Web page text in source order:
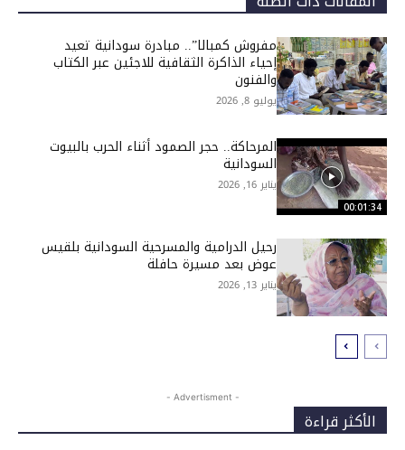
مفروش كمبالا”.. مبادرة سودانية تعيد
إحياء الذاكرة الثقافية للاجئين عبر الكتاب
والفنون
يوليو 8, 2026
00:01:34
المرحاكة.. حجر الصمود أثناء الحرب بالبيوت
السودانية
يناير 16, 2026
رحيل الدرامية والمسرحية السودانية بلقيس
عوض بعد مسيرة حافلة
يناير 13, 2026
- Advertisment -
الأكثر قراءة